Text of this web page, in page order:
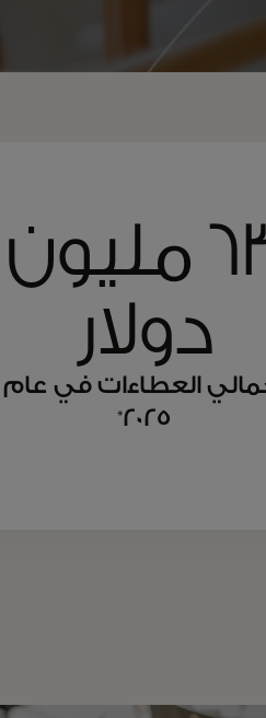
63 مليون
دولار
العطاءات في عام
2025
*